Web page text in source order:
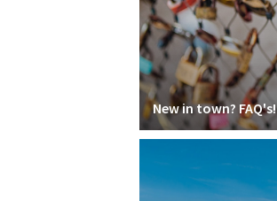
New in town? FAQ's!